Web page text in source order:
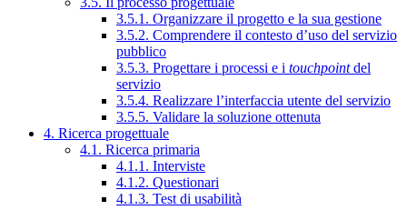
3.5.1. Organizzare il progetto e la sua gestione
3.5.2. Comprendere il contesto d’uso del servizio
pubblico
3.5.3. Progettare i processi e i touchpointdel
servizio
3.5.4. Realizzare l’interfaccia utente del servizio
3.5.5. Validare la soluzione ottenuta
4. Ricerca progettuale
4.1. Ricerca primaria
4.1.1. Interviste
4.1.2. Questionari
4.1.3. Test di usabilità